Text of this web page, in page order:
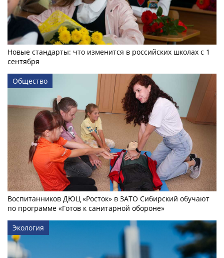
Новые стандарты: что изменится в российских школах с 1
сентября
Общество
Воспитанников ДЮЦ «Росток» в ЗАТО Сибирский обучают
по программе «Готов к санитарной обороне»
Экология